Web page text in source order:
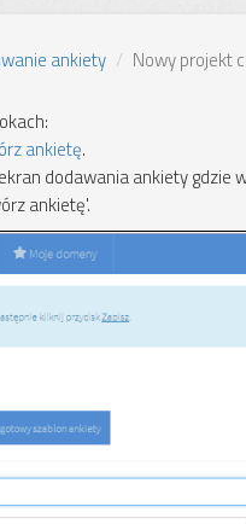
ankiety Nowy projekt
ankietę.
dodawania ankiety gdzie
ankietę'.